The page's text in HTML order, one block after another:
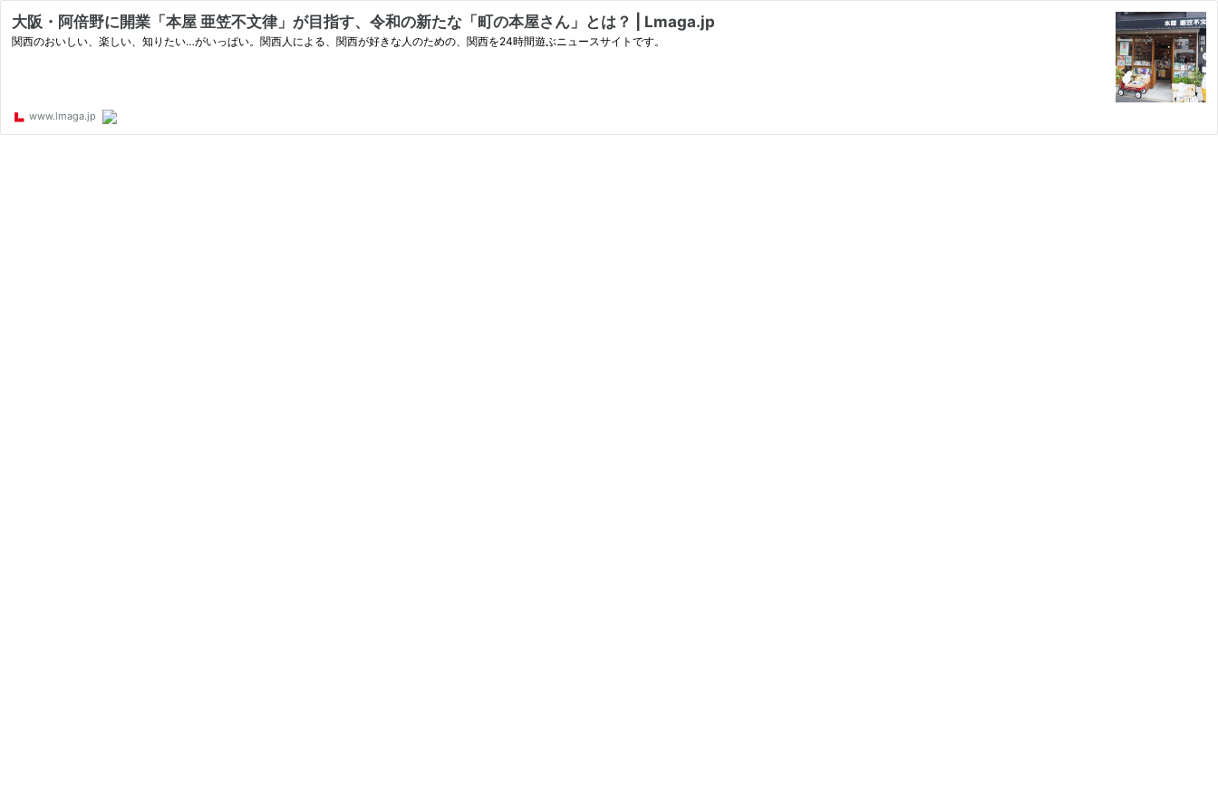
大阪・阿倍野に開業「本屋 亜笠不文律」が目指す、令和の新たな「町の本屋さん」とは？ | Lmaga.jp
関西のおいしい、楽しい、知りたい…がいっぱい。関西人による、関西が好きな人のための、関西を24時間遊ぶニュースサイトです。
www.lmaga.jp